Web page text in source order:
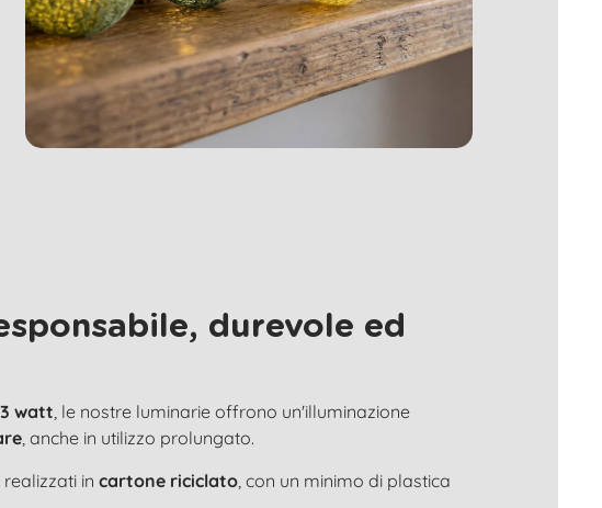
durevole ed
3 watt, le nostre luminarie offrono un'illuminazione
, anche in utilizzo prolungato.
in cartone riciclato, con un minimo di plastica